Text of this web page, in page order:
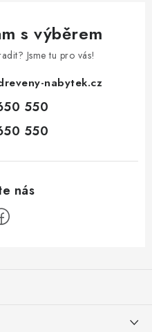
s výběrem
Jsme tu pro vás!
nabytek.cz
550
550